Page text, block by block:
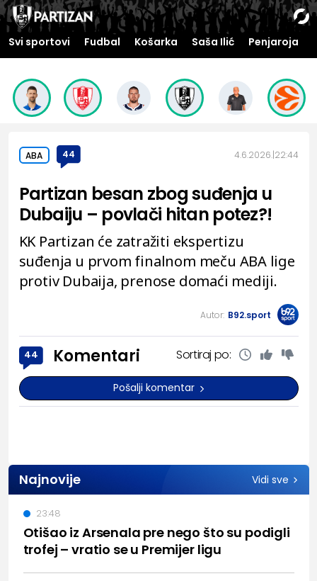
Svi sportovi Fudbal Košarka Saša Ilić Penjaroja
ABA 44 4.6.2026. 22:44
Partizan besan zbog suđenja u
Dubaiju – povlači hitan potez?!
KK Partizan će zatražiti ekspertizu
suđenja u prvom finalnom meču ABA lige
protiv Dubaija, prenose domaći mediji.
Autor: B92.sport
44 Komentari Sortiraj po:
Pošalji komentar
Najnovije Vidi sve
Otišao iz Arsenala pre nego što su podigli
trofej – vratio se u Premijer ligu
23:48